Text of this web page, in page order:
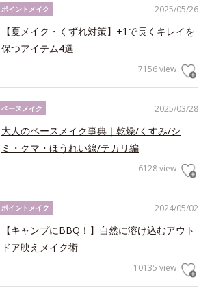
2025/05/26
ポイントメイク
【夏メイク・くずれ対策】+1で長くキレイを
保つアイテム4選
7156 view
2025/03/28
ベースメイク
大人のベースメイク事典｜乾燥/くすみ/シ
ミ・クマ・ほうれい線/テカリ編
6128 view
2024/05/02
ポイントメイク
【キャンプにBBQ！】自然に溶け込むアウト
ドア映えメイク術
10135 view